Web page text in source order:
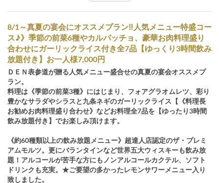
8/1～真夏の宴会にオススメプラン‼人気メニュー特盛コー
ス♪》季節の前菜6種やカルパッチョ、豪華お肉料理盛り
合わせにガーリックライス付き全7品【ゆっくり3時間飲み
放題付き】お一人様7,000円
ＤＥＮ表参道が贈る人気メニュー盛合せの真夏の宴会オススメプ
ラン。
料理は《季節の前菜3種》にはじまり、フォアグラオムレツ、彩り
豊かなサラダやシラスと九条ネギのガーリックライス【《料理長
お勧めお肉料理盛り合わせ》などお料理全7品を【ゆったり3時間
飲み放題付き】でお楽しみ頂けます。
《約60種類以上の飲み放題メニュー》超達人店認定のザ・プレミ
アムモルツ。更にバランタインなど世界五大ウィスキーも飲み放
題！アルコールが苦手な方にもノンアルコールカクテル、ソフト
ドリンクも充実。★ご要望の多かったレモンサワーメニュー入り
致しました。